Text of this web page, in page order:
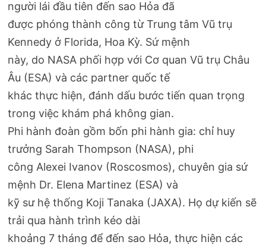
người lái đầu tiên đến sao Hỏa đã
được phóng thành công từ Trung tâm Vũ trụ
Kennedy ở Florida, Hoa Kỳ. Sứ mệnh
này, do NASA phối hợp với Cơ quan Vũ trụ Châu
Âu (ESA) và các partner quốc tế
khác thực hiện, đánh dấu bước tiến quan trọng
trong việc khám phá không gian.
Phi hành đoàn gồm bốn phi hành gia: chỉ huy
trưởng Sarah Thompson (NASA), phi
công Alexei Ivanov (Roscosmos), chuyên gia sứ
mệnh Dr. Elena Martinez (ESA) và
kỹ sư hệ thống Koji Tanaka (JAXA). Họ dự kiến sẽ
trải qua hành trình kéo dài
khoảng 7 tháng để đến sao Hỏa, thực hiện các